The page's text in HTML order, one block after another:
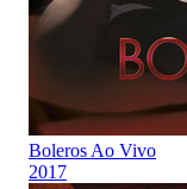
Boleros Ao Vivo
2017